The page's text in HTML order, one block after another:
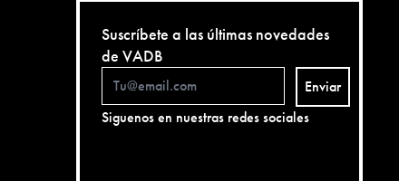
Suscríbete a las últimas novedades
de VADB
Enviar
Siguenos en nuestras redes sociales